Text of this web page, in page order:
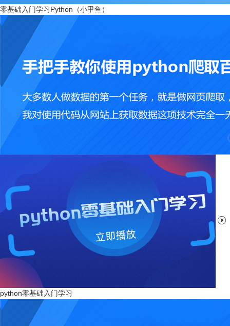
零基础入门学习Python（小甲鱼）

python零基础入门学习